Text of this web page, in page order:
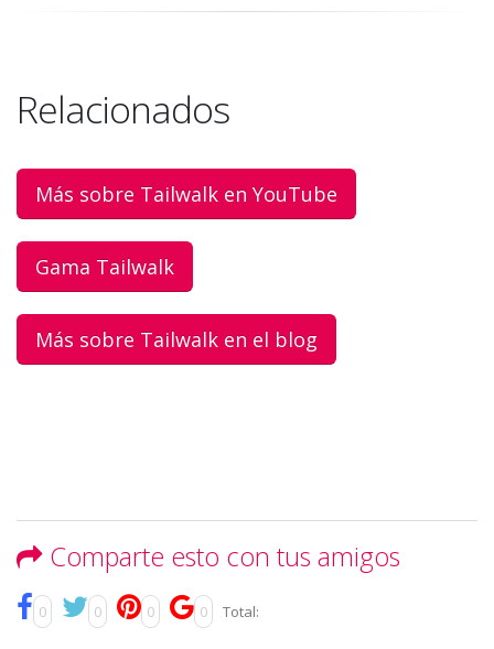
Relacionados
Más sobre Tailwalk en YouTube
Gama Tailwalk
Más sobre Tailwalk en el blog
Comparte esto con tus amigos
0 0 0 0 Total: